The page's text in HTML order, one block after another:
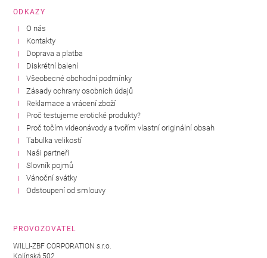
ODKAZY
O nás
Kontakty
Doprava a platba
Diskrétní balení
Všeobecné obchodní podmínky
Zásady ochrany osobních údajů
Reklamace a vrácení zboží
Proč testujeme erotické produkty?
Proč točím videonávody a tvořím vlastní originální obsah
Tabulka velikostí
Naši partneři
Slovník pojmů
Vánoční svátky
Odstoupení od smlouvy
PROVOZOVATEL
WILLI-ZBF CORPORATION s.r.o.
Kolínská 502